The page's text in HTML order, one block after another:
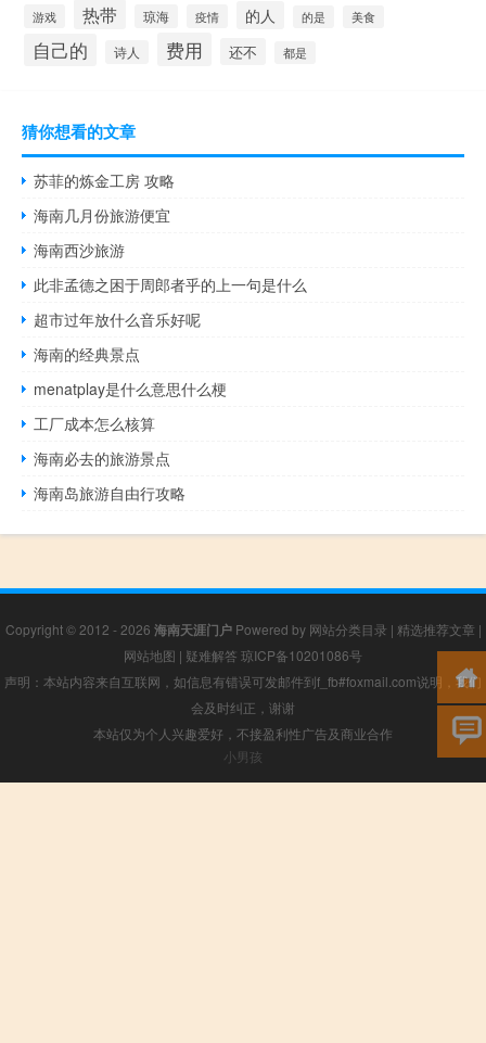
游戏 热带 琼海 疫情 的人 的是 美食
自己的 诗人 费用 还不 都是
猜你想看的文章
苏菲的炼金工房 攻略
海南几月份旅游便宜
海南西沙旅游
此非孟德之困于周郎者乎的上一句是什么
超市过年放什么音乐好呢
海南的经典景点
menatplay是什么意思什么梗
工厂成本怎么核算
海南必去的旅游景点
海南岛旅游自由行攻略
Copyright © 2012 - 2026 海南天涯门户Powered by 网站分类目录 | 精选推荐文章 |
网站地图 | 疑难解答 琼ICP备10201086号
声明：本站内容来自互联网，如信息有错误可发邮件到f_fb#foxmail.com说明，我们
会及时纠正，谢谢
本站仅为个人兴趣爱好，不接盈利性广告及商业合作
小男孩